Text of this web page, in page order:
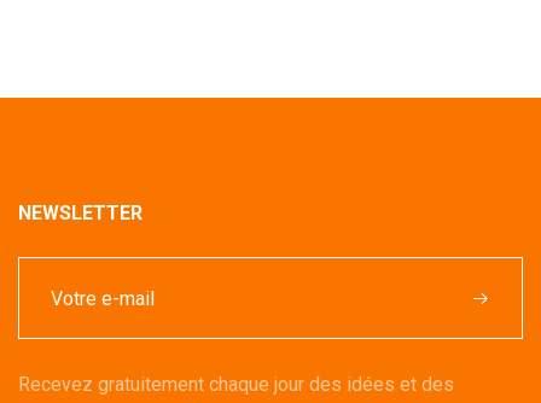
NEWSLETTER
Recevez gratuitement chaque jour des idées et des